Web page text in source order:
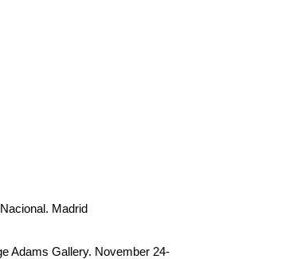
Madrid
Adams Gallery. November 24-